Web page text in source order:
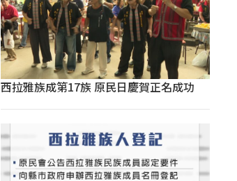
西拉雅族成第17族 原民日慶賀正名成功